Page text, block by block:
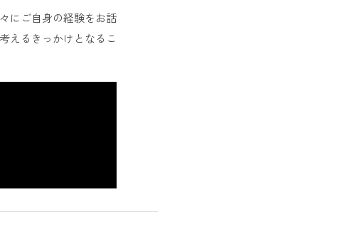
にご自身の経験をお話
えるきっかけとなるこ